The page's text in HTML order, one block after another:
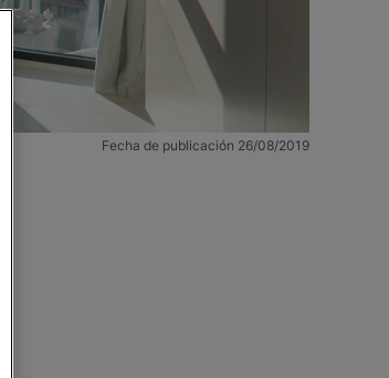
Fecha de publicación 26/08/2019